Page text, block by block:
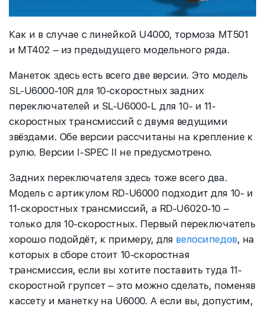
Как и в случае с линейкой U4000, тормоза MT501
и MT402 – из предыдущего модельного ряда.
Манеток здесь есть всего две версии. Это модель
SL-U6000-10R для 10-скоростных задних
переключателей и SL-U6000-L для 10- и 11-
скоростных трансмиссий с двумя ведущими
звёздами. Обе версии рассчитаны на крепление к
рулю. Версии I-SPEC II не предусмотрено.
Задних переключателя здесь тоже всего два.
Модель с артикулом RD-U6000 подходит для 10- и
11-скоростных трансмиссий, а RD-U6020-10 –
только для 10-скоростных. Первый переключатель
хорошо подойдёт, к примеру, для велосипедов, на
которых в сборе стоит 10-скоростная
трансмиссия, если вы хотите поставить туда 11-
скоростной групсет – это можно сделать, поменяв
кассету и манетку на U6000. А если вы, допустим,